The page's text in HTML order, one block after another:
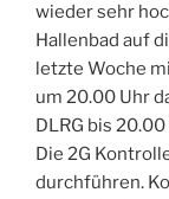
wieder sehr
Hallenbad auf
letzte Woche
um 20.00 Uhr
DLRG bis
Die 2G
durchführen.